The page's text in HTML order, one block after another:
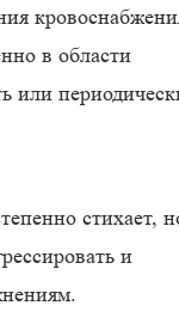
в области
или
стихает,
и